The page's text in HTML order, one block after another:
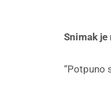
Snimak
“Potpuno